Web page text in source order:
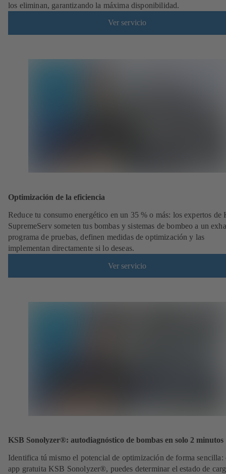
los eliminan, garantizando la máxima disponibilidad.
Ver servicio
Optimización de la eficiencia
Reduce tu consumo energético en un 35 % o más: los expertos de
SupremeServ someten tus bombas y sistemas de bombeo a un
programa de pruebas, definen medidas de optimización y las
implementan directamente si lo deseas.
Ver servicio
KSB Sonolyzer®: autodiagnóstico de bombas en solo 2 minutos
Identifica tú mismo el potencial de optimización de forma sencilla:
app gratuita KSB Sonolyzer®, puedes determinar el estado de